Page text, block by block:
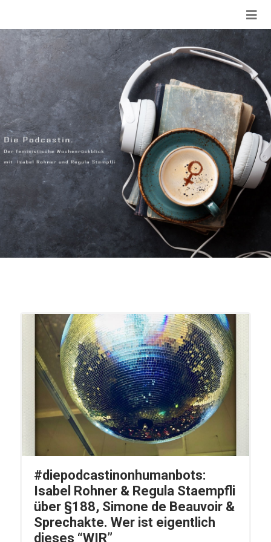
#diepodcastinonhumanbots:
Isabel Rohner & Regula Staempfli
über §188, Simone de Beauvoir &
Sprechakte. Wer ist eigentlich
dieses “WIR”